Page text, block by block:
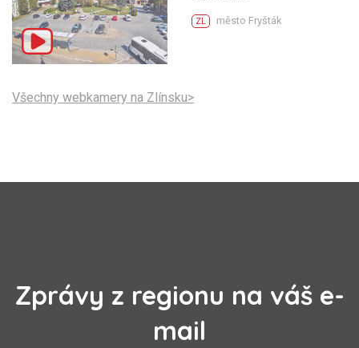
ZL město Fryšták
Všechny webkamery na Zlínsku>
Zprávy z regionu na váš e-
mail